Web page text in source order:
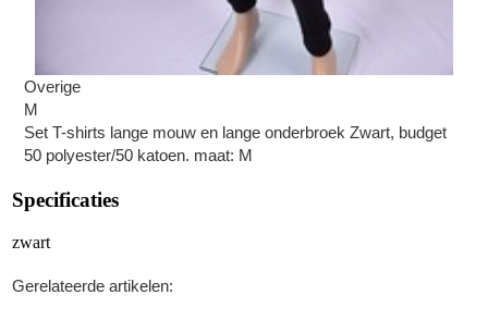
Overige
M
Set T-shirts lange mouw en lange onderbroek Zwart, budget
50 polyester/50 katoen. maat: M
Specificaties
zwart
Gerelateerde artikelen: